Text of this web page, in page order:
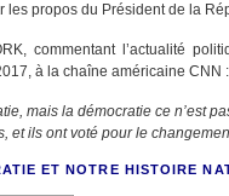
les propos du Président de la
commentant l’actualité
à la chaîne américaine CNN :
mais la démocratie ce n’est
et ils ont voté pour le
ET NOTRE HISTOIRE